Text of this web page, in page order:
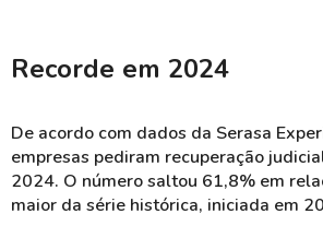
Recorde em 2024
De acordo com dados da Serasa
empresas pediram recuperação
2024. O número saltou 61,8% em
maior da série histórica, iniciada em